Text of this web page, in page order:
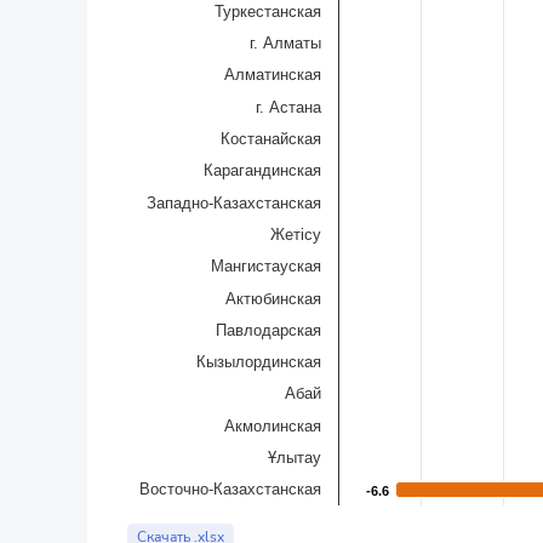
-6.6
-6.6
Туркестанская
г. Алматы
Алматинская
г. Астана
Костанайская
Карагандинская
Западно-Казахстанская
Жетісу
Мангистауская
Актюбинская
Павлодарская
Кызылординская
Абай
Акмолинская
Ұлытау
Восточно-Казахстанская
End of interactive chart.
Скачать .xlsx